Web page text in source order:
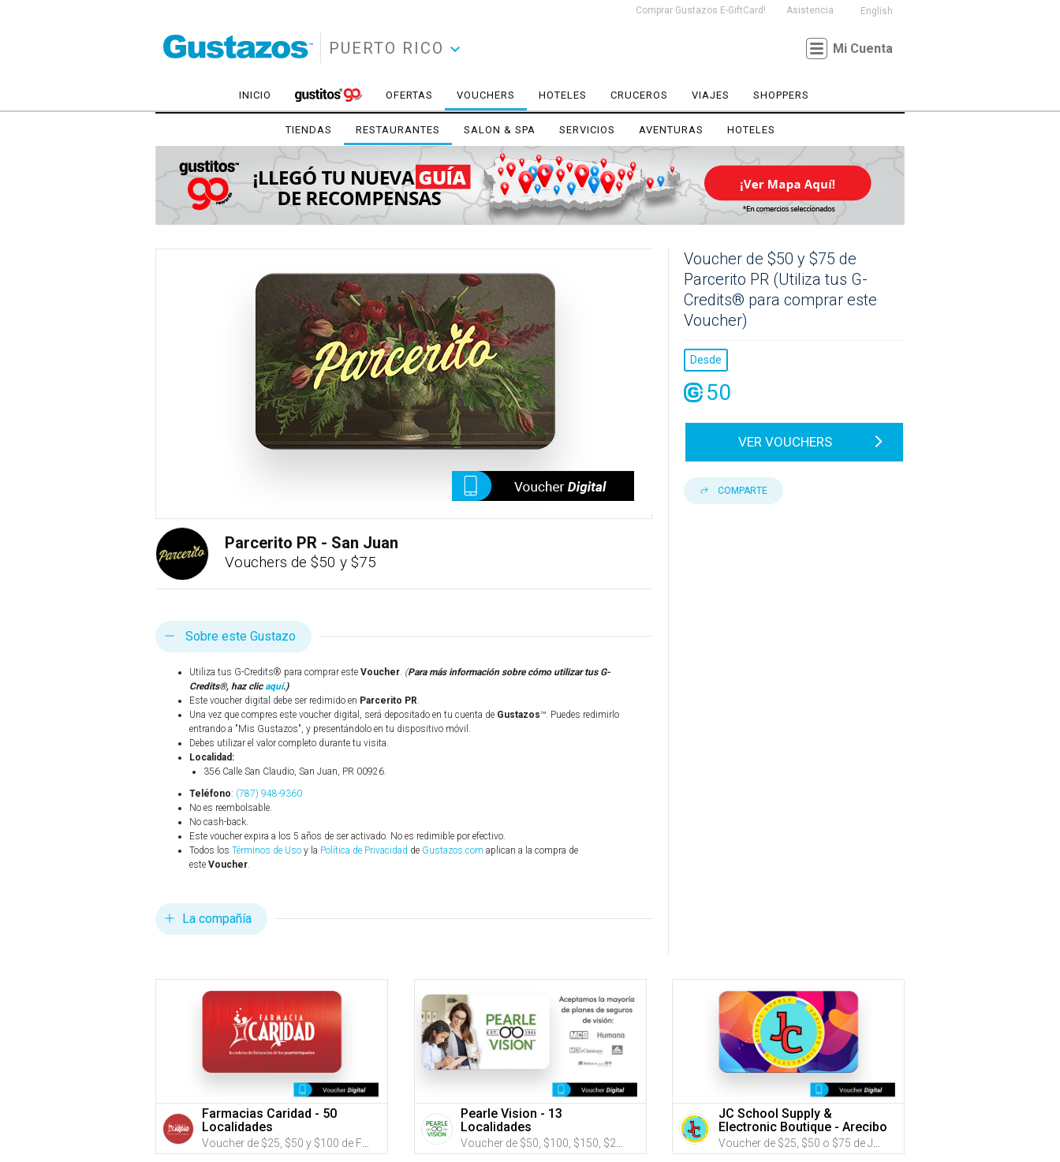
PUERTO RICO
English
Asistencia
Comprar Gustazos E-GiftCard!
Mi Cuenta
INICIO OFERTAS VOUCHERS HOTELES CRUCEROS VIAJES SHOPPERS
TIENDAS RESTAURANTES SALON & SPA SERVICIOS AVENTURAS HOTELES
Voucher de $50 y $75 de
Parcerito PR (Utiliza tus G-
Credits® para comprar este
Voucher)
Desde
50
VER VOUCHERS
COMPARTE
Parcerito PR - San Juan
Vouchers de $50 y $75
Sobre este Gustazo
Utiliza tus G-Credits® para comprar este Voucher. (Para más información sobre cómo utilizar tus G-
Credits®, haz clicaquí.)
Este voucher digital debe ser redimido en Parcerito PR.
Una vez que compres este voucher digital, será depositado en tu cuenta de Gustazos™. Puedes redimirlo
entrando a "Mis Gustazos", y presentándolo en tu dispositivo móvil.
Debes utilizar el valor completo durante tu visita.
Localidad:
356 Calle San Claudio, San Juan, PR 00926.
Teléfono: (787) 948-9360
No es reembolsable.
No cash-back.
Este voucher expira a los 5 años de ser activado. No es redimible por efectivo.
Todos los Términos de Uso y la Política de Privacidad de Gustazos.com aplican a la compra de
este Voucher.
La compañía
Farmacias Caridad - 50
Localidades
Pearle Vision - 13
Localidades
JC School Supply &
Electronic Boutique - Arecibo